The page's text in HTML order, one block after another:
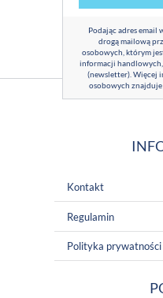
Podając adres email
drogą mailową
osobowych, którym
informacji
(newsletter). Więcej
osobowych znajduje
Kontakt
Regulamin
Polityka prywatności